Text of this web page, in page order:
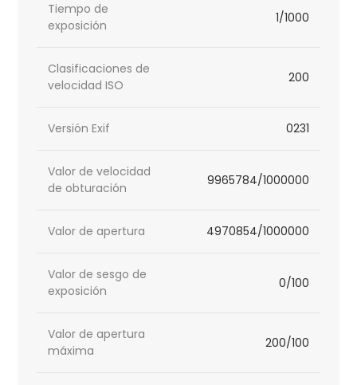
Tiempo de
exposición
1/1000
Clasificaciones de
velocidad ISO
200
Versión Exif 0231
Valor de velocidad
de obturación
9965784/1000000
Valor de apertura 4970854/1000000
Valor de sesgo de
exposición
0/100
Valor de apertura
máxima
200/100